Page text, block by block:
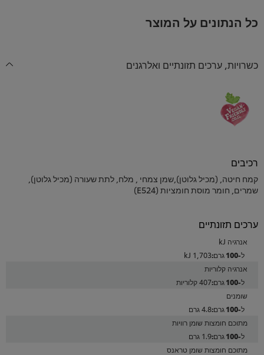
כל הנתונים על המוצר
כשרויות, ערכים תזונתיים ואלרגנים
רכיבים
קמח חיטה, (מכיל גלוטן),שמן צמחי , מלח, לתת שעורה (מכיל גלוטן),
שמרים, חומר מוסת חומציות (E524)
ערכים תזונתיים
אנרגיה kJ
1,703 kJ
אנרגיה קלוריות
407 קלוריות
שומנים
4.8 גרם
מתוכם חומצות שומן רוויות
1.9 גרם
מתוכם חומצות שומן טראנס